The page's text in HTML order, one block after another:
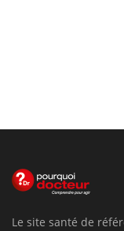
Le site santé de